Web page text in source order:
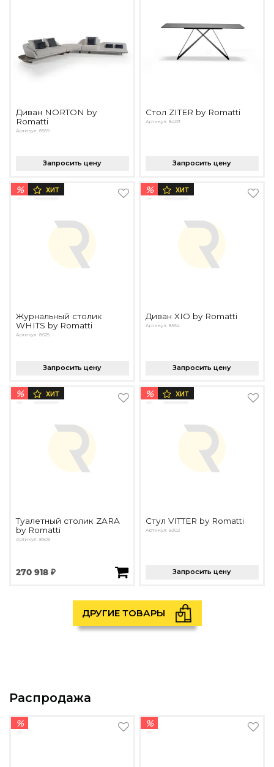
Диван NORTON by
Romatti
Артикул: 8569
Запросить цену
Стол ZITER by Romatti
Артикул: 8403
Запросить цену
% ХИТ
Журнальный столик
WHITS by Romatti
Артикул: 8625
Запросить цену
% ХИТ
Диван XIO by Romatti
Артикул: 8564
Запросить цену
% ХИТ
Туалетный столик ZARA
by Romatti
Артикул: 8909
270 918 ₽
% ХИТ
Стул VITTER by Romatti
Артикул: 8302
Запросить цену
ДРУГИЕ ТОВАРЫ
Распродажа
% %